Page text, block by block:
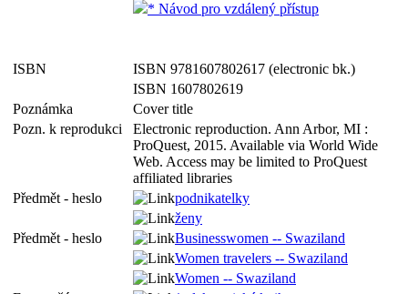
* Návod pro vzdálený přístup
ISBN
ISBN 9781607802617 (electronic bk.)
ISBN 1607802619
Poznámka
Cover title
Pozn. k reprodukci
Electronic reproduction. Ann Arbor, MI :
ProQuest, 2015. Available via World Wide
Web. Access may be limited to ProQuest
affiliated libraries
Předmět - heslo
podnikatelky
ženy
Předmět - heslo
Businesswomen -- Swaziland
Women travelers -- Swaziland
Women -- Swaziland